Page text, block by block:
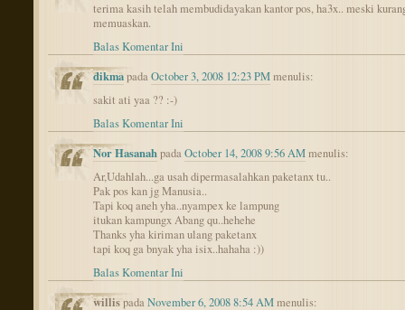
terima kasih telah membudidayakan kantor pos, ha3x.. meski
memuaskan.
Balas Komentar Ini
dikmapadaOctober 3, 2008 12:23 PMmenulis:
sakit ati yaa ?? :-)
Balas Komentar Ini
Nor HasanahpadaOctober 14, 2008 9:56 AMmenulis:
Ar,Udahlah...ga usah dipermasalahkan paketanx tu..
Pak pos kan jg Manusia..
Tapi koq aneh yha..nyampex ke lampung
itukan kampungx Abang qu..hehehe
Thanks yha kiriman ulang paketanx
tapi koq ga bnyak yha isix..hahaha :))
Balas Komentar Ini
willispadaNovember 6, 2008 8:54 AMmenulis: